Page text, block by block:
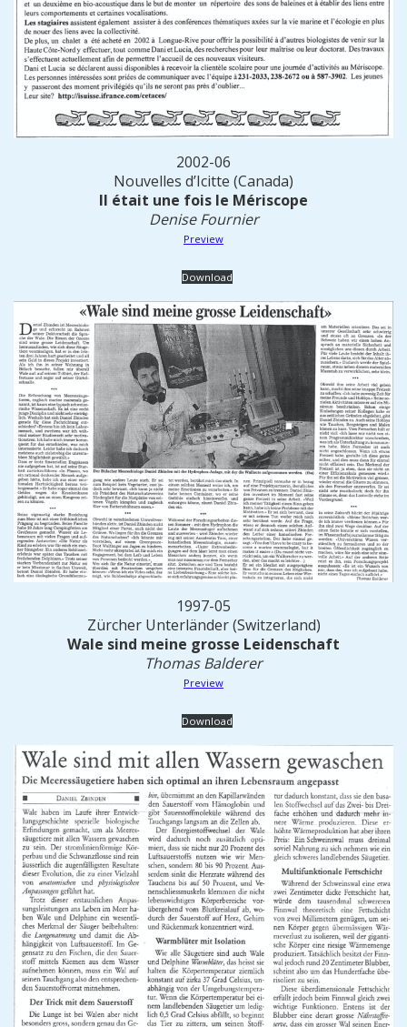
2002-06
Nouvelles d’Icitte (Canada)
Il était une fois le Mériscope
Denise Fournier
Preview
Download
1997-05
Zürcher Unterländer (Switzerland)
Wale sind meine grosse Leidenschaft
Thomas Balderer
Preview
Download